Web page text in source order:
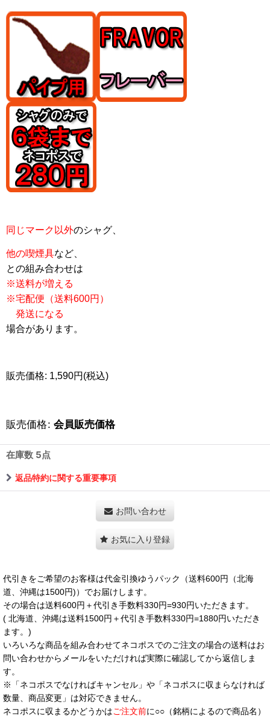
同じマーク以外のシャグ、
他の喫煙具など、
との組み合わせは
※送料が増える
※宅配便（送料600円）
発送になる
場合があります。
販売価格: 1,590円(税込)
販売価格: 会員販売価格
在庫数 5点
返品特約に関する重要事項
お問い合わせ
お気に入り登録
代引きをご希望のお客様は代金引換ゆうパック（送料600円（北海
道、沖縄は1500円)）でお届けします。
その場合は送料600円＋代引き手数料330円=930円いただきます。
( 北海道、沖縄は送料1500円＋代引き手数料330円=1880円いただき
ます。)
いろいろな商品を組み合わせてネコポスでのご注文の場合の送料はお
問い合わせからメールをいただければ実際に確認してから返信しま
す。
※「ネコポスでなければキャンセル」や「ネコポスに収まらなければ
数量、商品変更」は対応できません。
ネコポスに収まるかどうかはご注文前に○○（銘柄によるので商品名）